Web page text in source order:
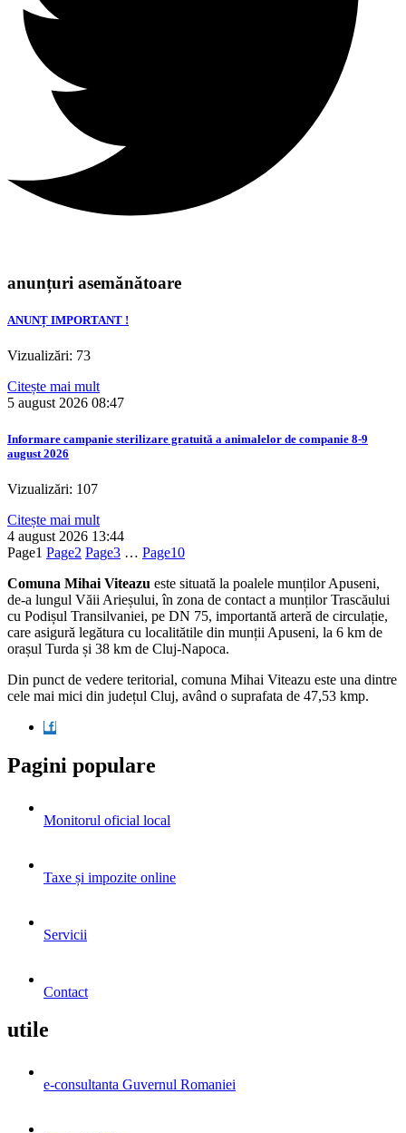
anunțuri asemănătoare
ANUNȚ IMPORTANT !
Vizualizări: 73
Citește mai mult
5 august 2026 08:47
Informare campanie sterilizare gratuită a animalelor de companie 8-9
august 2026
Vizualizări: 107
Citește mai mult
4 august 2026 13:44
Page1 Page2 Page3 … Page10
Comuna Mihai Viteazu este situată la poalele munților Apuseni,
de-a lungul Văii Arieșului, în zona de contact a munților Trascăului
cu Podișul Transilvaniei, pe DN 75, importantă arteră de circulație,
care asigură legătura cu localitătile din munții Apuseni, la 6 km de
orașul Turda și 38 km de Cluj-Napoca.
Din punct de vedere teritorial, comuna Mihai Viteazu este una dintre
cele mai mici din județul Cluj, având o suprafata de 47,53 kmp.
Pagini populare
Monitorul oficial local
Taxe și impozite online
Servicii
Contact
utile
e-consultanta Guvernul Romaniei